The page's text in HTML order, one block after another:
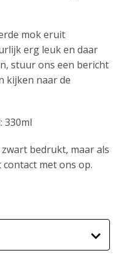
mok eruit
erg leuk en daar
stuur ons een bericht
kijken naar de
330ml
bedrukt, maar als
contact met ons op.